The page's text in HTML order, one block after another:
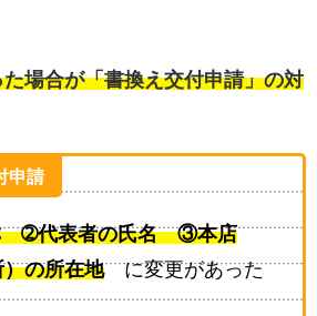
場合が「書換え交付申請」の対
申請
➁代表者の氏名 ③本店
の所在地に変更があった